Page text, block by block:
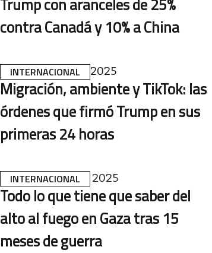
Trump con aranceles de 25%
contra Canadá y 10% a China
INTERNACIONAL
21 DE ENERO DE 2025
Migración, ambiente y TikTok: las
órdenes que firmó Trump en sus
primeras 24 horas
INTERNACIONAL
20 DE ENERO DE 2025
Todo lo que tiene que saber del
alto al fuego en Gaza tras 15
meses de guerra